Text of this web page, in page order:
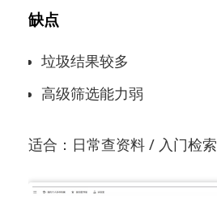
缺点
垃圾结果较多
高级筛选能力弱
适合：日常查资料 / 入门检索